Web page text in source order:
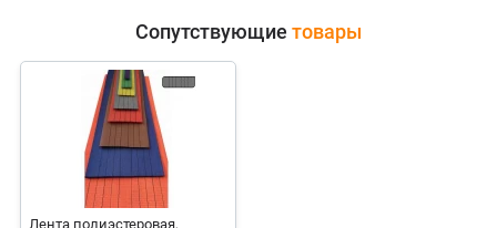
Сопутствующие товары
Лента полиэстеровая,